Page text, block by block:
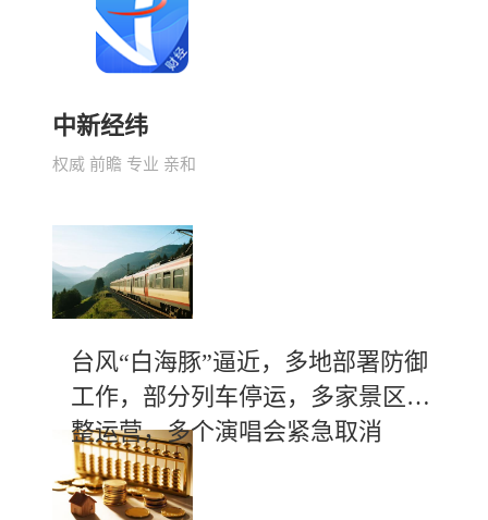
中新经纬
权威 前瞻 专业 亲和
台风“白海豚”逼近，多地部署防御
工作，部分列车停运，多家景区调
整运营，多个演唱会紧急取消